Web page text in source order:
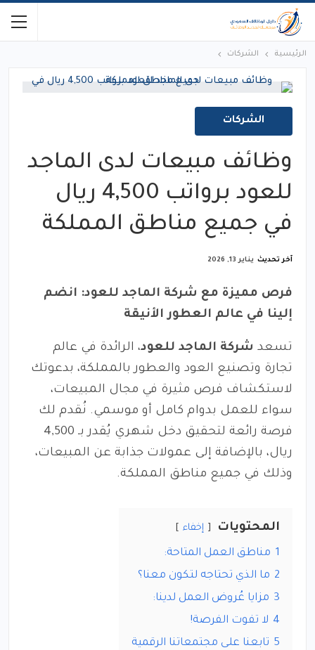
الرئيسية الشركات
الشركات
وظائف مبيعات لدى الماجد
للعود برواتب 4,500 ريال
في جميع مناطق المملكة
آخر تحديث يناير 13, 2026
فرص مميزة مع شركة الماجد للعود: انضم
إلينا في عالم العطور الأنيقة
تسعد شركة الماجد للعود، الرائدة في عالم
تجارة وتصنيع العود والعطور بالمملكة، بدعوتك
لاستكشاف فرص مثيرة في مجال المبيعات،
سواء للعمل بدوام كامل أو موسمي. نُقدم لك
فرصة رائعة لتحقيق دخل شهري يُقدر بـ 4,500
ريال، بالإضافة إلى عمولات جذابة عن المبيعات،
وذلك في جميع مناطق المملكة.
المحتويات إخفاء
1 مناطق العمل المتاحة:
2 ما الذي تحتاجه لتكون معنا؟
3 مزايا عُروض العمل لدينا:
4 لا تفوت الفرصة!
5 تابعنا على مجتمعاتنا الرقمية